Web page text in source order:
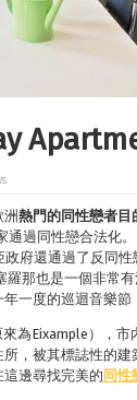
熱門的同性戀者目
過同性戀合法化
府還通過了反同
那也是一個非常有
一度的巡迴音樂節
為Eixample），市
，被其標誌性的
邊尋找完美的 同性